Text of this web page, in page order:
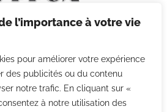
l’importance à votre vie
pour améliorer votre expérience
des publicités ou du contenu
notre trafic. En cliquant sur «
à notre utilisation des
légales
des cookies
CGV